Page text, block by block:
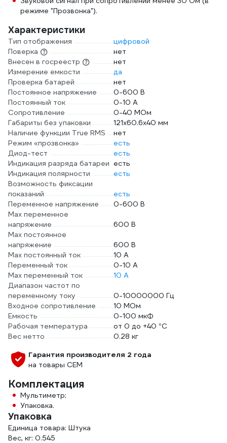
режиме "Прозвонка").
Характеристики
Тип отображения
цифровой
Поверка
нет
Внесен в госреестр
нет
Измерение емкости
да
Проверка батарей
нет
Постоянное напряжение
0-600 В
Постоянный ток
0-10 А
Сопротивление
0-40 МОм
Габариты без упаковки
121х60.6х40 мм
Наличие функции True RMS
нет
Режим «прозвонка»
есть
Диод-тест
есть
Индикация разряда батареи есть
Индикация полярности
есть
Возможность фиксации
показаний
есть
Переменное напряжение
0-600 В
Max переменное
напряжение
600 В
Max постоянное
напряжение
600 В
Max постоянный ток
10 А
Переменный ток
0-10 А
Max переменный ток
10 А
Диапазон частот по
переменному току
0-10000000 Гц
Входное сопротивление
10 МОм
Емкость
0-100 мкФ
Рабочая температура
от 0 до +40 °С
Вес нетто
0.28 кг
Гарантия производителя 2 года
на товары СЕМ
Комплектация
Мультиметр;
Упаковка.
Упаковка
Единица товара: Штука
Вес, кг: 0.545